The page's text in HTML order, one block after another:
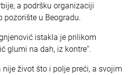
a podršku organizaciji
pozorište u Beogradu.
istakla je prilikom
glumi na dah, iz kontre“.
nije život što i polje preći, a svojim